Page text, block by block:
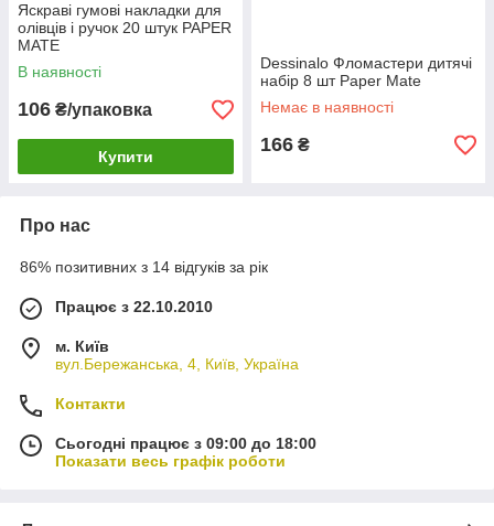
Яскраві гумові накладки для
олівців і ручок 20 штук PAPER
MATE
В наявності
106 ₴/упаковка
Купити
Dessinalo Фломастери дитячі
набір 8 шт Paper Mate
Немає в наявності
166 ₴
Про нас
86% позитивних з 14 відгуків за рік
Працює з 22.10.2010
м. Київ
вул.Бережанська, 4, Київ, Україна
Контакти
Сьогодні працює з 09:00 до 18:00
Показати весь графік роботи